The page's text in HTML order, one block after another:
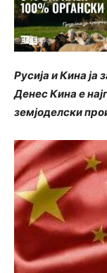
Русија и Кина ја
Денес Кина е
земјоделски